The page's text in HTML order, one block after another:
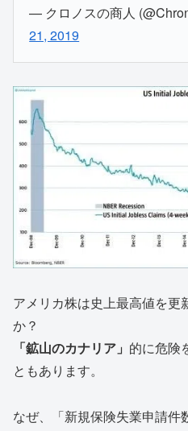
— クロノスの商人
21, 2019
アメリカ株は史上最高値を更
か？
「鉱山のカナリア」 的に危険
ともあります。
なぜ、「新規保険失業申請件